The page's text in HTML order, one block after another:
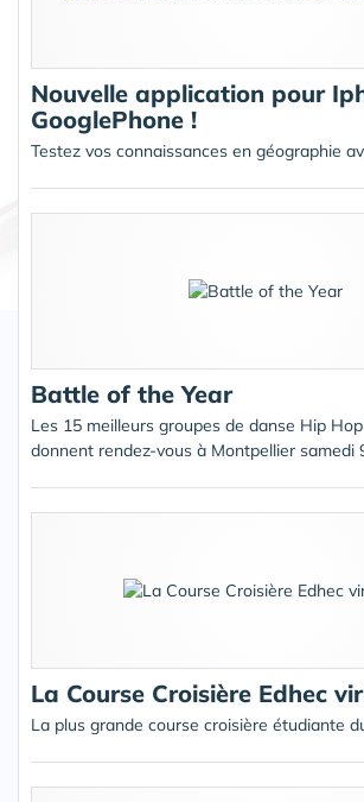
Nouvelle application pour
GooglePhone !
Testez vos connaissances en géographie
Battle of the Year
Les 15 meilleurs groupes de danse Hip
donnent rendez-vous à Montpellier samedi
La Course Croisière Edhec
La plus grande course croisière étudiante